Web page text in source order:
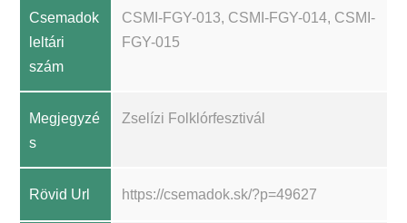
Csemadok
leltári
szám
CSMI-FGY-013, CSMI-FGY-014, CSMI-
FGY-015
Megjegyzé
s
Zselízi Folklórfesztivál
Rövid Url https://csemadok.sk/?p=49627